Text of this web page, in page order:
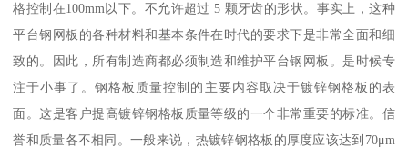
格控制在100mm以下。不允许超过 5 颗牙齿的形状。事实上，这种
平台钢网板的各种材料和基本条件在时代的要求下是非常全面和细
致的。因此，所有制造商都必须制造和维护平台钢网板。是时候专
注于小事了。钢格板质量控制的主要内容取决于镀锌钢格板的表
面。这是客户提高镀锌钢格板质量等级的一个非常重要的标准。信
誉和质量各不相同。一般来说，热镀锌钢格板的厚度应该达到70μm